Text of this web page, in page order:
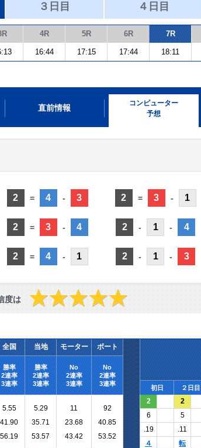
３日目 ４日目
4R 5R 6R 7R
16:44 17:15 17:44 18:11
直前情報
コンピューター
予想
2 = 4 - 3
2 = 3 - 4
2 = 4 - 1
2 = 3 - 1
2 - 1 - 4
2 - 1 - 3
度は
全国 当地 モーター ボート
勝率
2連率
3連率
勝率
2連率
3連率
No
2連率
3連率
No
2連率
3連率
初日 ２日目
5.55
41.90
56.19
5.29
35.71
53.57
11
23.68
43.42
92
40.85
53.52
2 2
6
5
.19
.11
４
転